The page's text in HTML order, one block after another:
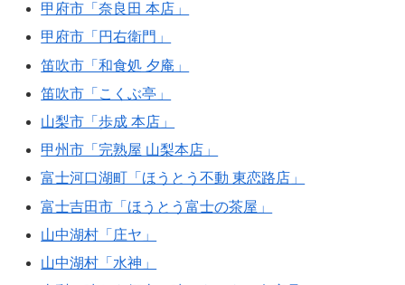
甲府市「奈良田 本店」
甲府市「円右衛門」
笛吹市「和食処 夕庵」
笛吹市「こくぶ亭」
山梨市「歩成 本店」
甲州市「完熟屋 山梨本店」
富士河口湖町「ほうとう不動 東恋路店」
富士吉田市「ほうとう富士の茶屋」
山中湖村「庄ヤ」
山中湖村「水神」